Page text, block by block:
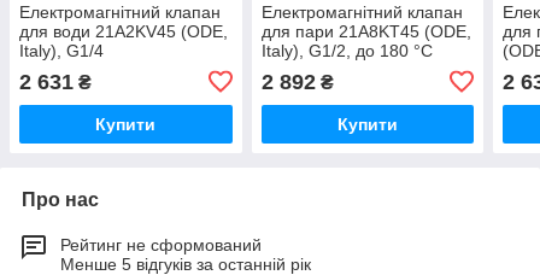
Електромагнітний клапан
для води 21A2KV45 (ODE,
Italy), G1/4
2 631 ₴
Купити
Електромагнітний клапан
для пари 21A8KT45 (ODE,
Italy), G1/2, до 180 °C
2 892₴
Купити
для
2
Про нас
Рейтинг не сформований
Менше 5 відгуків за останній рік